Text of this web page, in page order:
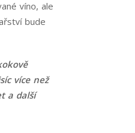
víno, ale
bude
více než
a další